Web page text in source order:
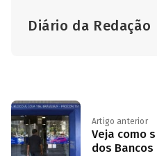
Diário da Redação
Artigo anterior
Veja como
dos